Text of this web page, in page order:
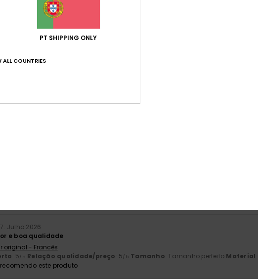
4.9
Julho 2026
e boa qualidade
original - Francês
: 5/5 Relação qualidade/preço: 5/5 Tamanho: Tamanho perfeito Material
recomendo este produto
PT SHIPPING ONLY
ALL COUNTRIES